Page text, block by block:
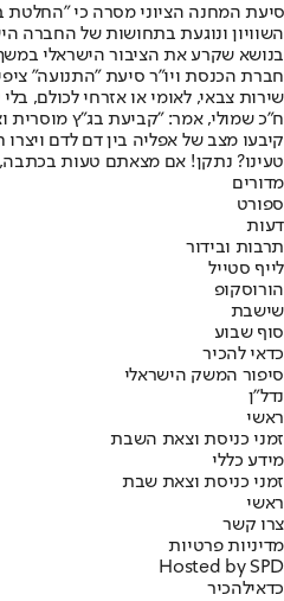
⁠⁠⁠סיעת המחנה הציוני מסרה כי
השוויון ונוגעת בתחושות של החברה
בנושא שקרע את הציבור הישראלי
חברת הכנסת ויו"ר סיעת "התנועה" ציפי
שירות צבאי, לאומי או אזרחי לכולם,
‏ח"כ שמולי, אמר: "קביעת בג"ץ מוסרית
קיבעו מצב של אפליה בין דם לדם
טעינו? נתקן! אם מצאתם טעות
מדורים
ספורט
דעות
תרבות ובידור
לייף סטייל
הורוסקופ
שישבת
סוף שבוע
כדאי להכיר
סיפור המשק הישראלי
נדל"ן
ראשי
זמני כניסת וצאת השבת
מידע כללי
זמני כניסת וצאת שבת
ראשי
צרו קשר
מדיניות פרטיות
Hosted by SPD
כדאילהכיר